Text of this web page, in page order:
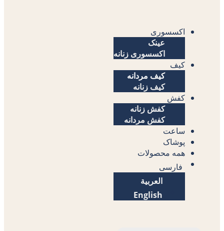
اکسسوری
عینک
اکسسوری زنانه
کیف
کیف مردانه
کیف زنانه
کفش
کفش زنانه
کفش مردانه
ساعت
پوشاک
همه محصولات
فارسی
العربية
English